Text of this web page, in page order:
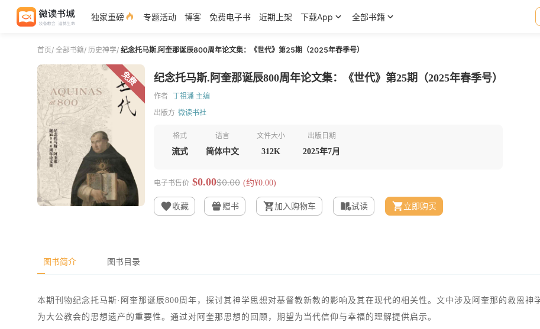
独家重磅 专题活动 博客 免费电子书 近期上架 下载App 全部书籍
首页/ 全部书籍/ 历史神学/ 纪念托马斯.阿奎那诞辰800周年论文集：《世代》第25期（2025年春季号）
免费 纪念托马斯.阿奎那诞辰800周年论文集：《世代》第25期（2025年春季号）
作者 丁祖潘 主编
出版方 微读书社
格式
流式
语言
简体中文
文件大小
312K
出版日期
2025年7月
电子书售价 $0.00$0.00 (约¥0.00)
收藏 赠书 加入购物车 试读 立即购买
图书简介 图书目录
本期刊物纪念托马斯·阿奎那诞辰800周年，探讨其神学思想对基督教新教的影响及其在现代的相关性。文中涉及阿奎那的救恩
为大公教会的思想遗产的重要性。通过对阿奎那思想的回顾，期望为当代信仰与幸福的理解提供启示。